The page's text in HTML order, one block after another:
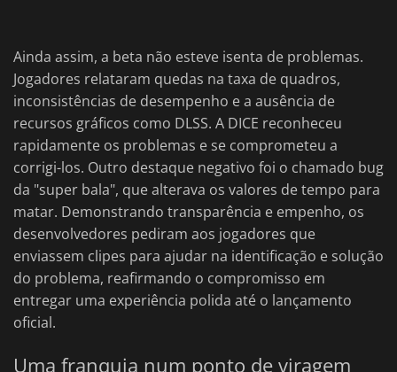
Ainda assim, a beta não esteve isenta de problemas.
Jogadores relataram quedas na taxa de quadros,
inconsistências de desempenho e a ausência de
recursos gráficos como DLSS. A DICE reconheceu
rapidamente os problemas e se comprometeu a
corrigi-los. Outro destaque negativo foi o chamado bug
da "super bala", que alterava os valores de tempo para
matar. Demonstrando transparência e empenho, os
desenvolvedores pediram aos jogadores que
enviassem clipes para ajudar na identificação e solução
do problema, reafirmando o compromisso em
entregar uma experiência polida até o lançamento
oficial.
Uma franquia num ponto de viragem